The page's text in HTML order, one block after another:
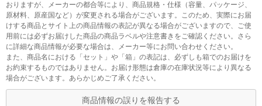
おりますが、メーカーの都合等により、商品規格・仕様（容量、パッケージ、
原材料、原産国など）が変更される場合がございます。このため、実際にお届
けする商品とサイト上の商品情報の表記が異なる場合がございますので、ご使
用前には必ずお届けした商品の商品ラベルや注意書きをご確認ください。さら
に詳細な商品情報が必要な場合は、メーカー等にお問い合わせください。
また、商品名における「セット」や「箱」の表記は、必ずしも箱でのお届けを
お約束するものではありません。お届け形態は倉庫の在庫状況等により異なる
場合がございます。あらかじめご了承ください。
商品情報の誤りを報告する